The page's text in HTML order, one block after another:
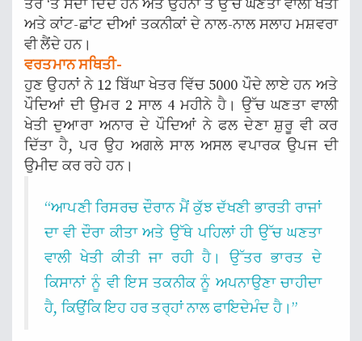
ਤੌਰ ‘ਤੇ ਸੱਦਾ ਦਿੰਦੇ ਹਨ ਅਤੇ ਉਹਨਾਂ ਤੋਂ ਉੱਚ ਘਣਤਾ ਵਾਲੀ ਖੇਤੀ
ਅਤੇ ਕਾਂਟ-ਛਾਂਟ ਦੀਆਂ ਤਕਨੀਕਾਂ ਦੇ ਨਾਲ-ਨਾਲ ਸਲਾਹ ਮਸ਼ਵਰਾ
ਵੀ ਲੈਂਦੇ ਹਨ।
ਵਰਤਮਾਨ ਸਥਿਤੀ-
ਹੁਣ ਉਹਨਾਂ ਨੇ 12 ਬਿੱਘਾ ਖੇਤਰ ਵਿੱਚ 5000 ਪੌਦੇ ਲਾਏ ਹਨ ਅਤੇ
ਪੌਦਿਆਂ ਦੀ ਉਮਰ 2 ਸਾਲ 4 ਮਹੀਨੇ ਹੈ। ਉੱਚ ਘਣਤਾ ਵਾਲੀ
ਖੇਤੀ ਦੁਆਰਾ ਅਨਾਰ ਦੇ ਪੌਦਿਆਂ ਨੇ ਫਲ ਦੇਣਾ ਸ਼ੁਰੂ ਵੀ ਕਰ
ਦਿੱਤਾ ਹੈ, ਪਰ ਉਹ ਅਗਲੇ ਸਾਲ ਅਸਲ ਵਪਾਰਕ ਉਪਜ ਦੀ
ਉਮੀਦ ਕਰ ਰਹੇ ਹਨ।
“ਆਪਣੀ ਰਿਸਰਚ ਦੌਰਾਨ ਮੈਂ ਕੁੱਝ ਦੱਖਣੀ ਭਾਰਤੀ ਰਾਜਾਂ
ਦਾ ਵੀ ਦੌਰਾ ਕੀਤਾ ਅਤੇ ਉੱਥੇ ਪਹਿਲਾਂ ਹੀ ਉੱਚ ਘਣਤਾ
ਵਾਲੀ ਖੇਤੀ ਕੀਤੀ ਜਾ ਰਹੀ ਹੈ। ਉੱਤਰ ਭਾਰਤ ਦੇ
ਕਿਸਾਨਾਂ ਨੂੰ ਵੀ ਇਸ ਤਕਨੀਕ ਨੂੰ ਅਪਨਾਉਣਾ ਚਾਹੀਦਾ
ਹੈ, ਕਿਉਂਕਿ ਇਹ ਹਰ ਤਰ੍ਹਾਂ ਨਾਲ ਫਾਇਦੇਮੰਦ ਹੈ।”